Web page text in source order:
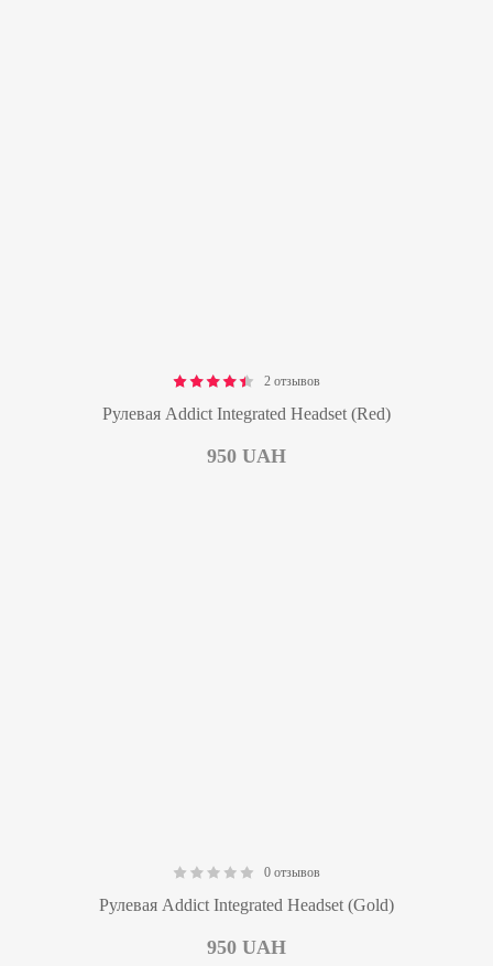
out of 5
2 отзывов
Рулевая Addict Integrated Headset (Red)
950 UAH
0 отзывов
Рулевая Addict Integrated Headset (Gold)
950 UAH